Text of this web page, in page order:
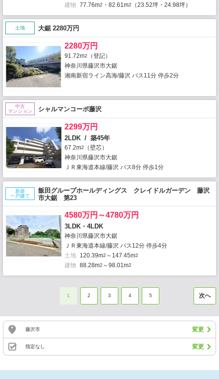
建物 77.76m2 ・82.61m2 （23.52坪・24.98坪）
土地 大鋸 2280万円
2280万円
91.72m2
（登記）
神奈川県藤沢市大鋸
湘南新宿ライン高海/藤沢 バス11分 停歩2分
中古
マンション
シャルマンコーポ藤沢
2299万円
2LDK / 築45年
67.2m2
（壁芯）
神奈川県藤沢市大鋸
ＪＲ東海道本線/藤沢 バス8分 停歩1分
新築
一戸建て
飯田グループホールディングス クレイドルガーデン 藤沢
市大鋸 第23
4580万円～4780万円
3LDK・4LDK
神奈川県藤沢市大鋸
ＪＲ東海道本線/藤沢 バス12分 停歩4分
土地 120.39m2 ～147.45m2
建物 88.28m2 ～98.01m2
1 2 3 4 5 次へ
藤沢市 変更
指定なし 変更